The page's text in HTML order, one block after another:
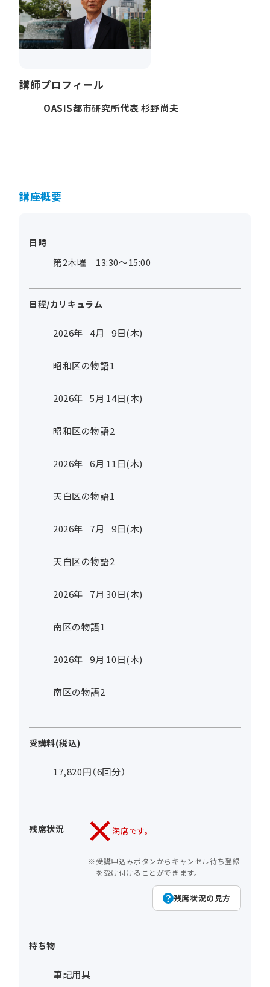
講師プロフィール
OASIS都市研究所代表 杉野尚夫
講座概要
日時
第2木曜 13:30～15:00
日程/カリキュラム
2026年 4月 9日(木)
昭和区の物語1
2026年 5月 14日(木)
昭和区の物語2
2026年 6月 11日(木)
天白区の物語1
2026年 7月 9日(木)
天白区の物語2
2026年 7月 30日(木)
南区の物語1
2026年 9月 10日(木)
南区の物語2
受講料(税込)
17,820円（6回分）
残席状況 満席です。
受講申込みボタンからキャンセル待ち登録
を受け付けることができます。
残席状況の見方
持ち物
筆記用具